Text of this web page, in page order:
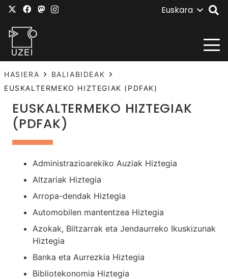
Euskara
HASIERA
BALIABIDEAK
EUSKALTERMEKO HIZTEGIAK (PDFAK)
EUSKALTERMEKO HIZTEGIAK
(PDFAK)
Administrazioarekiko Auziak Hiztegia
Altzariak Hiztegia
Arropa-dendak Hiztegia
Automobilen mantentzea Hiztegia
Azokak, Biltzarrak eta Jendaurreko Ikuskizunak
Hiztegia
Banka eta Aurrezkia Hiztegia
Bibliotekonomia Hiztegia